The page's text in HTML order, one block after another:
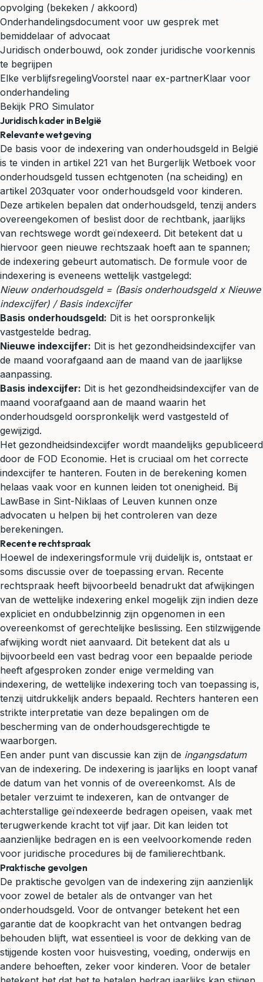
opvolging (bekeken / akkoord)
Onderhandelingsdocument voor uw gesprek met
bemiddelaar of advocaat
Juridisch onderbouwd, ook zonder juridische voorkennis
te begrijpen
Elke verblijfsregelingVoorstel naar ex-partnerKlaar voor
onderhandeling
Bekijk PRO Simulator
Juridisch kader in België
Relevante wetgeving
De basis voor de indexering van onderhoudsgeld in België
is te vinden in artikel 221 van het Burgerlijk Wetboek voor
onderhoudsgeld tussen echtgenoten (na scheiding) en
artikel 203quater voor onderhoudsgeld voor kinderen.
Deze artikelen bepalen dat onderhoudsgeld, tenzij anders
overeengekomen of beslist door de rechtbank, jaarlijks
van rechtswege wordt geïndexeerd. Dit betekent dat u
hiervoor geen nieuwe rechtszaak hoeft aan te spannen;
de indexering gebeurt automatisch. De formule voor de
indexering is eveneens wettelijk vastgelegd:
Nieuw onderhoudsgeld = (Basis onderhoudsgeld x Nieuwe
indexcijfer) / Basis indexcijfer
Basis onderhoudsgeld: Dit is het oorspronkelijk
vastgestelde bedrag.
Nieuwe indexcijfer: Dit is het gezondheidsindexcijfer van
de maand voorafgaand aan de maand van de jaarlijkse
aanpassing.
Basis indexcijfer: Dit is het gezondheidsindexcijfer van de
maand voorafgaand aan de maand waarin het
onderhoudsgeld oorspronkelijk werd vastgesteld of
gewijzigd.
Het gezondheidsindexcijfer wordt maandelijks gepubliceerd
door de FOD Economie. Het is cruciaal om het correcte
indexcijfer te hanteren. Fouten in de berekening komen
helaas vaak voor en kunnen leiden tot onenigheid. Bij
LawBase in Sint-Niklaas of Leuven kunnen onze
advocaten u helpen bij het controleren van deze
berekeningen.
Recente rechtspraak
Hoewel de indexeringsformule vrij duidelijk is, ontstaat er
soms discussie over de toepassing ervan. Recente
rechtspraak heeft bijvoorbeeld benadrukt dat afwijkingen
van de wettelijke indexering enkel mogelijk zijn indien deze
expliciet en ondubbelzinnig zijn opgenomen in een
overeenkomst of gerechtelijke beslissing. Een stilzwijgende
afwijking wordt niet aanvaard. Dit betekent dat als u
bijvoorbeeld een vast bedrag voor een bepaalde periode
heeft afgesproken zonder enige vermelding van
indexering, de wettelijke indexering toch van toepassing is,
tenzij uitdrukkelijk anders bepaald. Rechters hanteren een
strikte interpretatie van deze bepalingen om de
bescherming van de onderhoudsgerechtigde te
waarborgen.
Een ander punt van discussie kan zijn de ingangsdatum
van de indexering. De indexering is jaarlijks en loopt vanaf
de datum van het vonnis of de overeenkomst. Als de
betaler verzuimt te indexeren, kan de ontvanger de
achterstallige geïndexeerde bedragen opeisen, vaak met
terugwerkende kracht tot vijf jaar. Dit kan leiden tot
aanzienlijke bedragen en is een veelvoorkomende reden
voor juridische procedures bij de familierechtbank.
Praktische gevolgen
De praktische gevolgen van de indexering zijn aanzienlijk
voor zowel de betaler als de ontvanger van het
onderhoudsgeld. Voor de ontvanger betekent het een
garantie dat de koopkracht van het ontvangen bedrag
behouden blijft, wat essentieel is voor de dekking van de
stijgende kosten voor huisvesting, voeding, onderwijs en
andere behoeften, zeker voor kinderen. Voor de betaler